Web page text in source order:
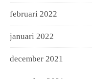
februari 2022
januari 2022
december 2021